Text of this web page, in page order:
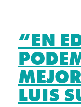
“EN
LUIS